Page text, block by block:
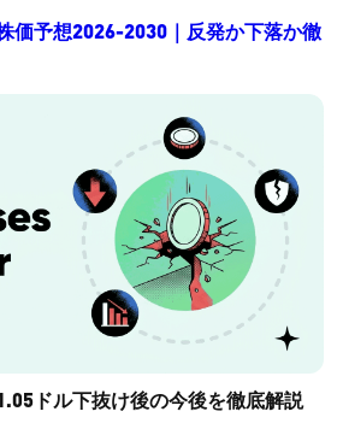
価予想2026-2030｜反発か下落か徹
ドル下抜け後の今後を徹底解説